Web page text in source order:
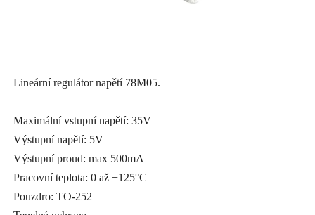
Lineární regulátor napětí 78M05.
Maximální vstupní napětí: 35V
Výstupní napětí: 5V
Výstupní proud: max 500mA
Pracovní teplota: 0 až +125°C
Pouzdro: TO-252